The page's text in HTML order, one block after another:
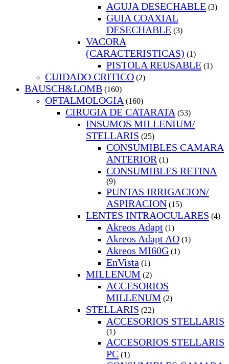
AGUJA DESECHABLE (3)
GUIA COAXIAL
DESECHABLE (3)
VACORA
(CARACTERISTICAS) (1)
PISTOLA REUSABLE (1)
CUIDADO CRITICO (2)
BAUSCH&LOMB (160)
OFTALMOLOGIA (160)
CIRUGIA DE CATARATA (53)
INSUMOS MILLENIUM/
STELLARIS (25)
CONSUMIBLES CAMARA
ANTERIOR (1)
CONSUMIBLES RETINA
(9)
PUNTAS IRRIGACION/
ASPIRACION (15)
LENTES INTRAOCULARES (4)
Akreos Adapt (1)
Akreos Adapt AO (1)
Akreos MI60G (1)
EnVista (1)
MILLENUM (2)
ACCESORIOS
MILLENUM (2)
STELLARIS (22)
ACCESORIOS STELLARIS
(1)
ACCESORIOS STELLARIS
PC (1)